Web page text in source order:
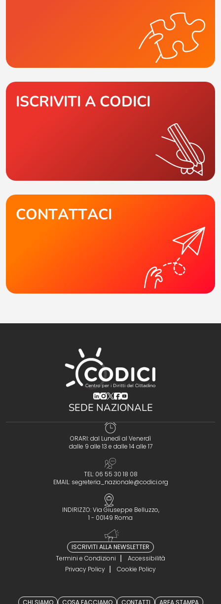
ISCRIVITI A CODICI
CONTATTACI
(opens in a new tab)
(opens in a new tab)
(opens in a new tab)
(opens in a new tab)
(opens in a new tab)
SEDE NAZIONALE
ORARI: dal Lunedì al Venerdì
dalle 9 alle 13 e dalle 14 alle 17
TEL: 06 55 30 18 08
EMAIL: segreteria_nazionale@codici.org
INDIRIZZO: Via Giuseppe Belluzzo,
1 - 00149 Roma
ISCRIVITI ALLA NEWSLETTER
Termini e Condizioni
Accessibilità
Privacy Policy
Cookie Policy
CHI SIAMO COSA FACCIAMO CONTATTI AREA STAMPA